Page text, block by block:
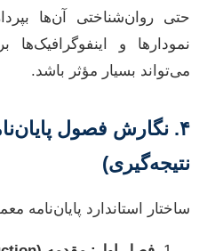
حتی روان‌شناختی آن‌ها
نمودارها و اینفوگرافیک‌ها
می‌تواند بسیار مؤثر باشد.
۴. نگارش فصول
نتیجه‌گیری)
ساختار استاندارد پایان‌نامه